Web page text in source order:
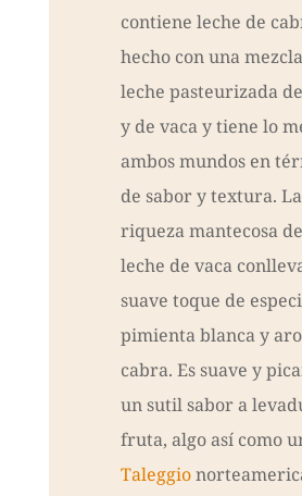
contiene leche de
hecho con una
leche pasteurizada
y de vaca y tiene lo
ambos mundos en
de sabor y textura. La
riqueza mantecosa
leche de vaca
suave toque de
pimienta blanca y
cabra. Es suave y
un sutil sabor a
fruta, algo así como
Taleggio